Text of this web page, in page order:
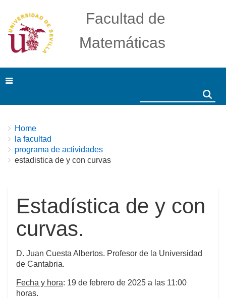
Facultad de
Matemáticas
Breadcrumbs
You
are
here:
Home
la facultad
programa de actividades
estadistica de y con curvas
Estadística de y con
curvas.
D. Juan Cuesta Albertos. Profesor de la Universidad
de Cantabria.
Fecha y hora: 19 de febrero de 2025 a las 11:00
horas.